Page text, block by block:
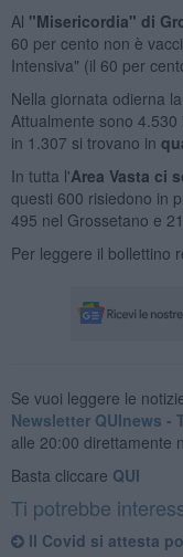
Al "Misericordia" di
60 per cento non è
Intensiva" (il 60 per
Nella giornata odierna
Attualmente sono
in 1.307 si trovano in
In tutta l'Area Vasta ci
questi 600 risiedono in
495 nel Grossetano e
Per leggere il bollettino
Se vuoi leggere le
Newsletter QUInews -
alle 20:00 direttamente
Basta cliccare QUI
Ti potrebbe
Il Covid si attesta